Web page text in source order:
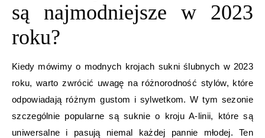
są najmodniejsze w 2023
roku?
Kiedy mówimy o modnych krojach sukni ślubnych w 2023
roku, warto zwrócić uwagę na różnorodność stylów, które
odpowiadają różnym gustom i sylwetkom. W tym sezonie
szczególnie popularne są suknie o kroju A-linii, które są
uniwersalne i pasują niemal każdej pannie młodej. Ten